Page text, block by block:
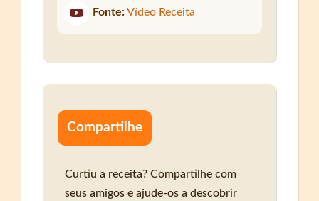
Fonte: Vídeo Receita
Compartilhe
Curtiu a receita? Compartilhe com
seus amigos e ajude-os a descobrir